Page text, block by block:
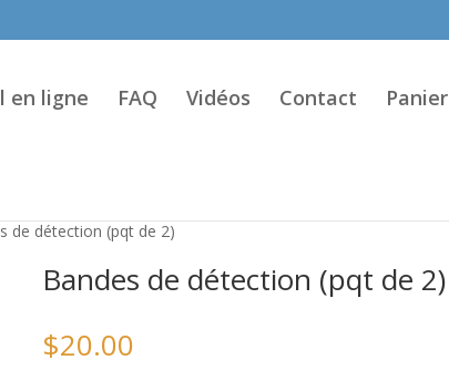
en ligne FAQ Vidéos Contact Panier
de détection (pqt de 2)
Bandes de détection (pqt de 2)
$20.00